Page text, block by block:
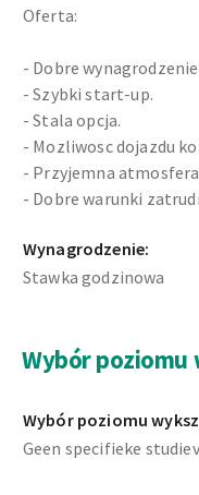
Oferta:
- Dobre wynagrodzenie
- Szybki start-up.
- Stala opcja.
- Mozliwosc dojazdu
- Przyjemna atmosfera
- Dobre warunki
Wynagrodzenie:
Stawka godzinowa
Wybór poziomu
Wybór poziomu
Geen specifieke